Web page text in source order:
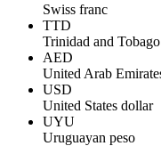
Swiss franc
TTD
Trinidad and
AED
United Arab
USD
United States dollar
UYU
Uruguayan peso